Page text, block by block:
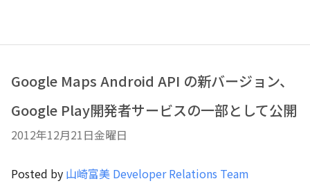
Google Maps Android API の新バージョン、
Google Play開発者サービスの一部として公開
2012年12月21日金曜日
Posted by 山崎富美 Developer Relations Team